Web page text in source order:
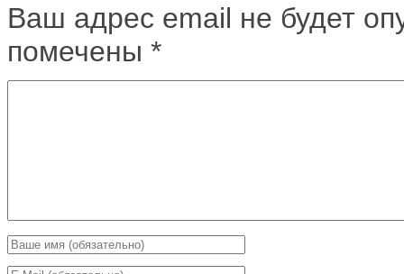
Ваш адрес email не будет
помечены *